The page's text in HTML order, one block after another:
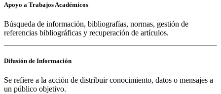
Apoyo a Trabajos Académicos
Búsqueda de información, bibliografías, normas, gestión de
referencias bibliográficas y recuperación de artículos.
Difusión de Información
Se refiere a la acción de distribuir conocimiento, datos o mensajes a
un público objetivo.